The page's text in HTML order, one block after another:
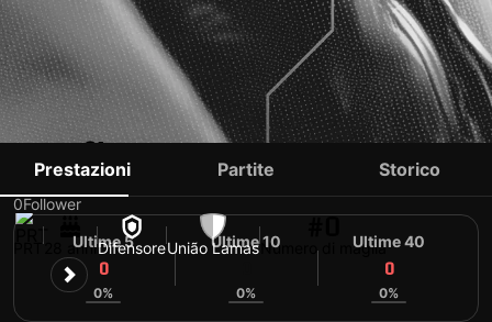
JOÃO MOREIRA
0Follower
28 anniDifensoreUnião Lamas Numero di maglia
Prestazioni Partite Storico
Ultime 5
0
0%
Ultime 10
0%
Ultime 40
0
0%